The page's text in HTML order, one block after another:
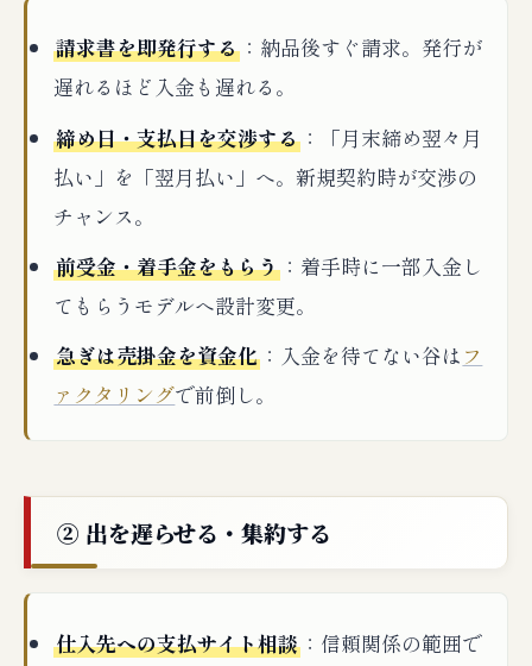
請求書を即発行する ：納品後すぐ請求。発行が
遅れるほど入金も遅れる。
締め日・支払日を交渉する ：「月末締め翌々月
払い」を「翌月払い」へ。新規契約時が交渉の
チャンス。
前受金・着手金をもらう ：着手時に一部入金し
てもらうモデルへ設計変更。
急ぎは売掛金を資金化 ：入金を待てない谷は フ
ァクタリングで前倒し。
② 出を遅らせる・集約する
仕入先への支払サイト相談 ：信頼関係の範囲で